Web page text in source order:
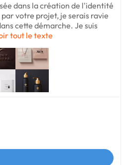
dans la création de l'identité
votre projet, je serais ravie
cette démarche. Je suis
tout le texte